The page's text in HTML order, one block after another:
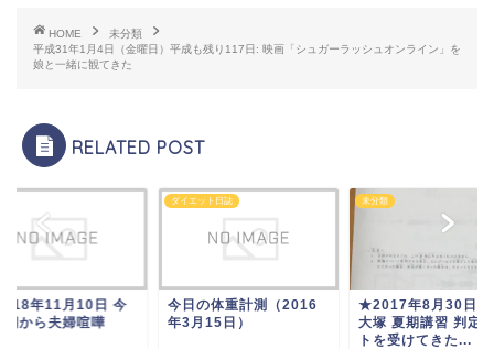
HOME
未分類
平成31年1月4日（金曜日）平成も残り117日: 映画「シュガーラッシュオンライン」を
娘と一緒に観てきた
RELATED POST
年11月10日 今
朝から夫婦喧嘩
ダイエット日誌
今日の体重計測（2016
年3月15日）
未分類
★2017年8月30日
大塚 夏期講習 判定
トを受けてきた...